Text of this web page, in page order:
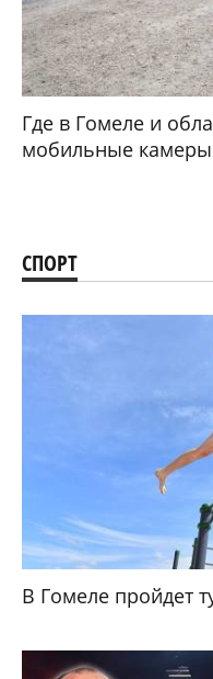
Где в Гомеле и
мобильные камеры
СПОРТ
В Гомеле пройдет